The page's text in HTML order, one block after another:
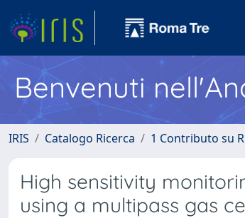
Benvenuti
IRIS Catalogo Ricerca 1 Contributo su
High sensitivity
using a multipass gas